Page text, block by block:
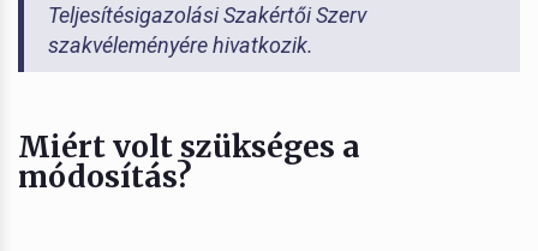
Teljesítésigazolási Szakértői Szerv
szakvéleményére hivatkozik.
Miért volt szükséges a
módosítás?